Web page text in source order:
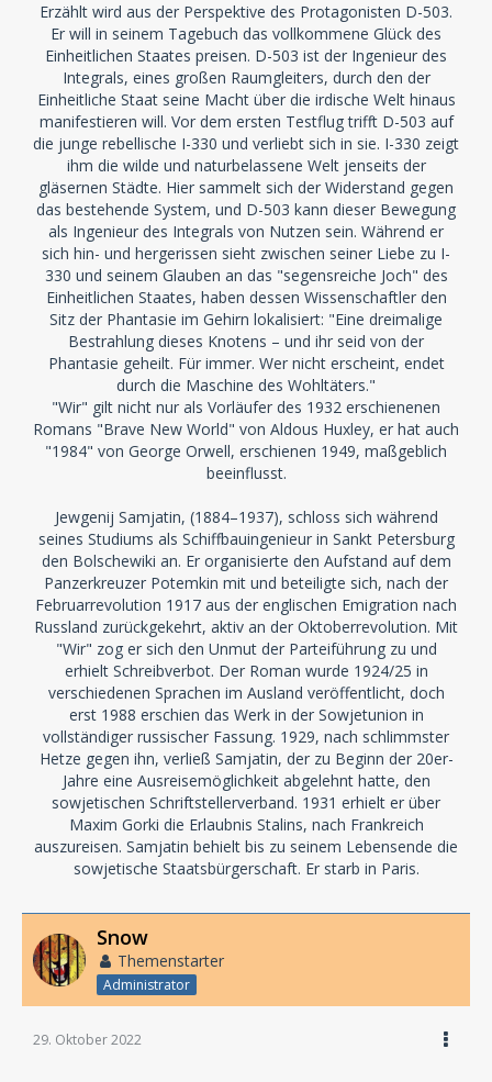
Erzählt wird aus der Perspektive des Protagonisten D-503.
Er will in seinem Tagebuch das vollkommene Glück des
Einheitlichen Staates preisen. D-503 ist der Ingenieur des
Integrals, eines großen Raumgleiters, durch den der
Einheitliche Staat seine Macht über die irdische Welt hinaus
manifestieren will. Vor dem ersten Testflug trifft D-503 auf
die junge rebellische I-330 und verliebt sich in sie. I-330 zeigt
ihm die wilde und naturbelassene Welt jenseits der
gläsernen Städte. Hier sammelt sich der Widerstand gegen
das bestehende System, und D-503 kann dieser Bewegung
als Ingenieur des Integrals von Nutzen sein. Während er
sich hin- und hergerissen sieht zwischen seiner Liebe zu I-
330 und seinem Glauben an das "segensreiche Joch" des
Einheitlichen Staates, haben dessen Wissenschaftler den
Sitz der Phantasie im Gehirn lokalisiert: "Eine dreimalige
Bestrahlung dieses Knotens – und ihr seid von der
Phantasie geheilt. Für immer. Wer nicht erscheint, endet
durch die Maschine des Wohltäters."
"Wir" gilt nicht nur als Vorläufer des 1932 erschienenen
Romans "Brave New World" von Aldous Huxley, er hat auch
"1984" von George Orwell, erschienen 1949, maßgeblich
beeinflusst.
Jewgenij Samjatin, (1884–1937), schloss sich während
seines Studiums als Schiffbauingenieur in Sankt Petersburg
den Bolschewiki an. Er organisierte den Aufstand auf dem
Panzerkreuzer Potemkin mit und beteiligte sich, nach der
Februarrevolution 1917 aus der englischen Emigration nach
Russland zurückgekehrt, aktiv an der Oktoberrevolution. Mit
"Wir" zog er sich den Unmut der Parteiführung zu und
erhielt Schreibverbot. Der Roman wurde 1924/25 in
verschiedenen Sprachen im Ausland veröffentlicht, doch
erst 1988 erschien das Werk in der Sowjetunion in
vollständiger russischer Fassung. 1929, nach schlimmster
Hetze gegen ihn, verließ Samjatin, der zu Beginn der 20er-
Jahre eine Ausreisemöglichkeit abgelehnt hatte, den
sowjetischen Schriftstellerverband. 1931 erhielt er über
Maxim Gorki die Erlaubnis Stalins, nach Frankreich
auszureisen. Samjatin behielt bis zu seinem Lebensende die
sowjetische Staatsbürgerschaft. Er starb in Paris.
Snow
Themenstarter
Administrator
29. Oktober 2022